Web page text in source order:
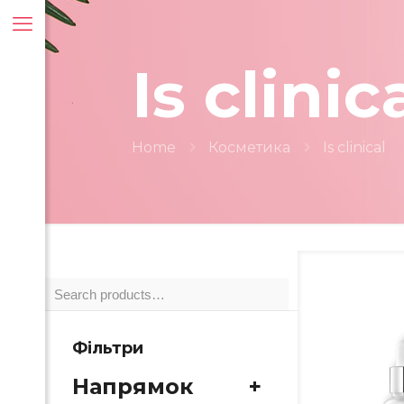
Is
Home Косметика Is clinical
Фільтри
Напрямок +